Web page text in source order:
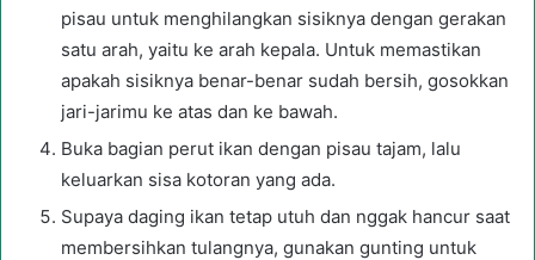
pisau untuk menghilangkan sisiknya dengan gerakan
satu arah, yaitu ke arah kepala. Untuk memastikan
apakah sisiknya benar-benar sudah bersih, gosokkan
jari-jarimu ke atas dan ke bawah.
Buka bagian perut ikan dengan pisau tajam, lalu
keluarkan sisa kotoran yang ada.
Supaya daging ikan tetap utuh dan nggak hancur saat
membersihkan tulangnya, gunakan gunting untuk